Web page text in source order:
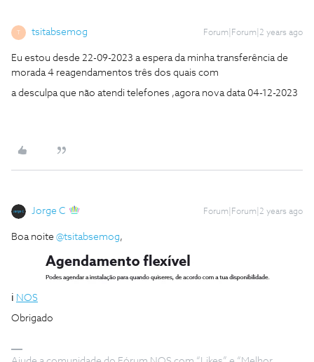
T tsitabsemog Forum|Forum|2 years ago
Eu estou desde 22-09-2023 a espera da minha transferência de
morada 4 reagendamentos três dos quais com
a desculpa que não atendi telefones ,agora nova data 04-12-2023
Jorge C Forum|Forum|2 years ago
Boa noite @tsitabsemog,
ℹ️ NOS
Obrigado